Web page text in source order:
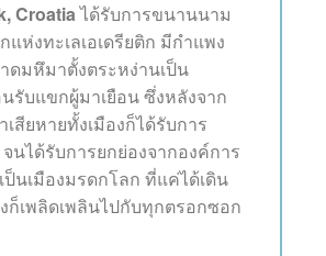
Croatiaได้รับการขนานนาม
แห่งทะเลเอเดรียติก มีกำแพง
มหึมาตั้งตระหง่านเป็น
รับแขกผู้มาเยือน ซึ่งหลังจาก
เสียหายทั้งเมืองก็ได้รับการ
นได้รับการยกย่องจากองค์การ
ป็นเมืองมรดกโลก ที่แค่ได้เดิน
ก็เพลิดเพลินไปกับทุกตรอกซอก